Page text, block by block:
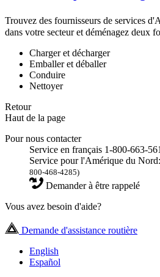
Trouvez des fournisseurs de services
dans votre secteur et déménagez deux
Charger et décharger
Emballer et déballer
Conduire
Nettoyer
Retour
Haut de la page
Pour nous contacter
Service en français 1-800-663-
Service pour l'Amérique du
800-468-4285)
Demander à être rappelé
Vous avez besoin d'aide?
Demande d'assistance routière
English
Español